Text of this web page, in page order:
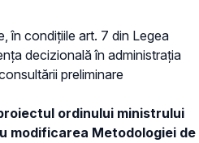
în condițiile art. 7 din Legea
decizională în administrația
preliminare
ordinului ministrului
modificarea Metodologiei de